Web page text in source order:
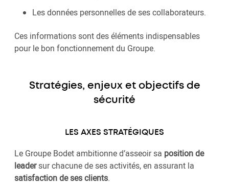
Les données personnelles de ses collaborateurs.
Ces informations sont des éléments indispensables
pour le bon fonctionnement du Groupe.
Stratégies, enjeux et objectifs de
sécurité
LES AXES STRATÉGIQUES
Le Groupe Bodet ambitionne d’asseoir sa position de
leadersur chacune de ses activités, en assurant la
satisfaction de ses clients.